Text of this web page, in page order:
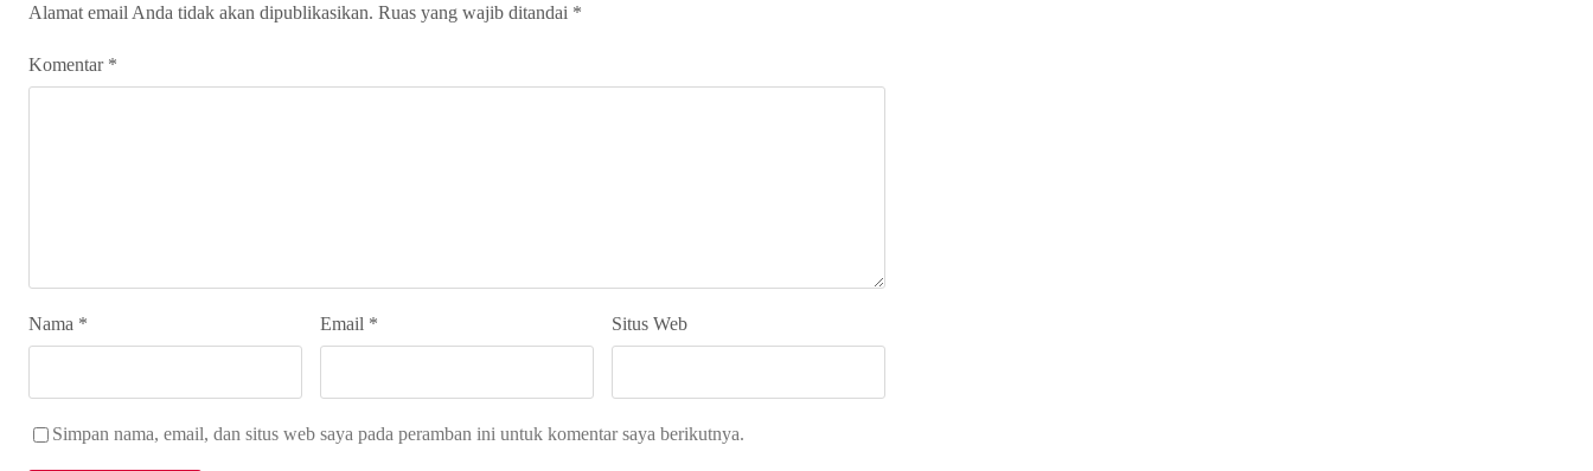
Alamat email Anda tidak akan dipublikasikan. Ruas yang wajib ditandai *
Komentar *
Nama * Email * Situs Web
Simpan nama, email, dan situs web saya pada peramban ini untuk komentar saya berikutnya.